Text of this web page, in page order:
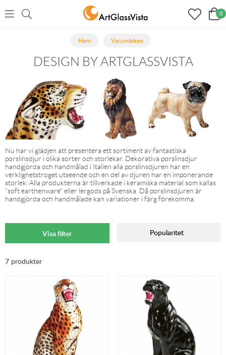
0
Hem Varumärken
DESIGN BY ARTGLASSVISTA
Nu har vi glädjen att presentera ett sortiment av fantastiska
porslinsdjur i olika sorter och storlekar. Dekorativa porslinsdjur
handgjorda och handmålad i Italien alla porslinsdjuren har en
verklighetstroget utseende och en del av djuren har en imponerande
storlek. Alla produkterna är tillverkade i keramiska material som kallas
”soft earthenware” eller lergods på Svenska. Då porslinsdjuren är
handgjorda och handmålade kan variationer i färg förekomma.
Visa filter Popularitet
7 produkter